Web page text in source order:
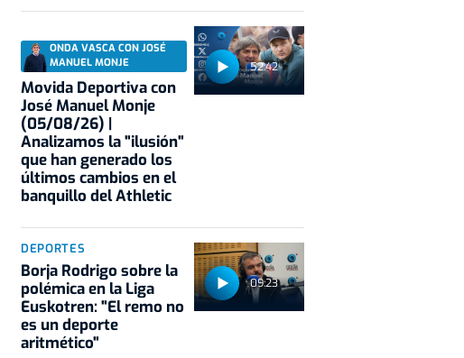
52:42
ONDA VASCA CON JOSÉ
MANUEL MONJE
Movida Deportiva con
José Manuel Monje
(05/08/26) |
Analizamos la "ilusión"
que han generado los
últimos cambios en el
banquillo del Athletic
09:23
DEPORTES
Borja Rodrigo sobre la
polémica en la Liga
Euskotren: "El remo no
es un deporte
aritmético"